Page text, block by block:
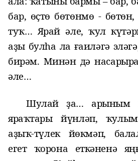
бар, өҫтө бөтөнмө -
туҡ… Ярай әле,ҡул
аҙы булһа ла ғаиләгә
бирәм. Минән дә
әле…
Шулай ҙа… арыным
яраҡтары йүнләп,
аҙыҡ-түлек йөкмәп,
егет ҡорона еткәненә